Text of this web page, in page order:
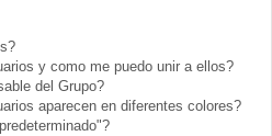
y como me puedo unir a ellos?
del Grupo?
aparecen en diferentes colores?